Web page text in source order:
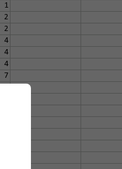
1
2
2
4
4
4
7